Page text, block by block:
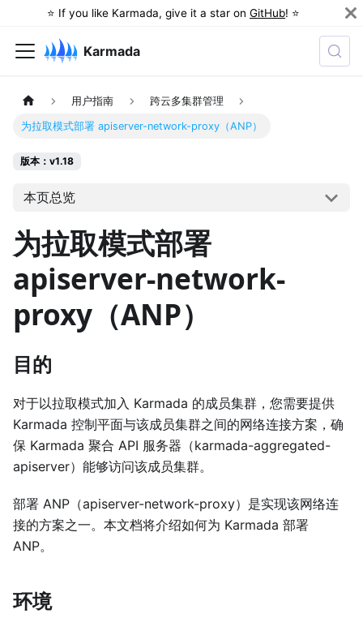
⭐️ If you like Karmada, give it a star on GitHub! ⭐️
Karmada
用户指南 跨云多集群管理
为拉取模式部署 apiserver-network-proxy（ANP）
版本：v1.18
本页总览
为拉取模式部署
apiserver-network-
proxy（ANP）
目的
对于以拉取模式加入 Karmada 的成员集群，您需要提供
Karmada 控制平面与该成员集群之间的网络连接方案，确
保 Karmada 聚合 API 服务器（karmada-aggregated-
apiserver）能够访问该成员集群。
部署 ANP（apiserver-network-proxy）是实现该网络连
接的方案之一。本文档将介绍如何为 Karmada 部署
ANP。
环境